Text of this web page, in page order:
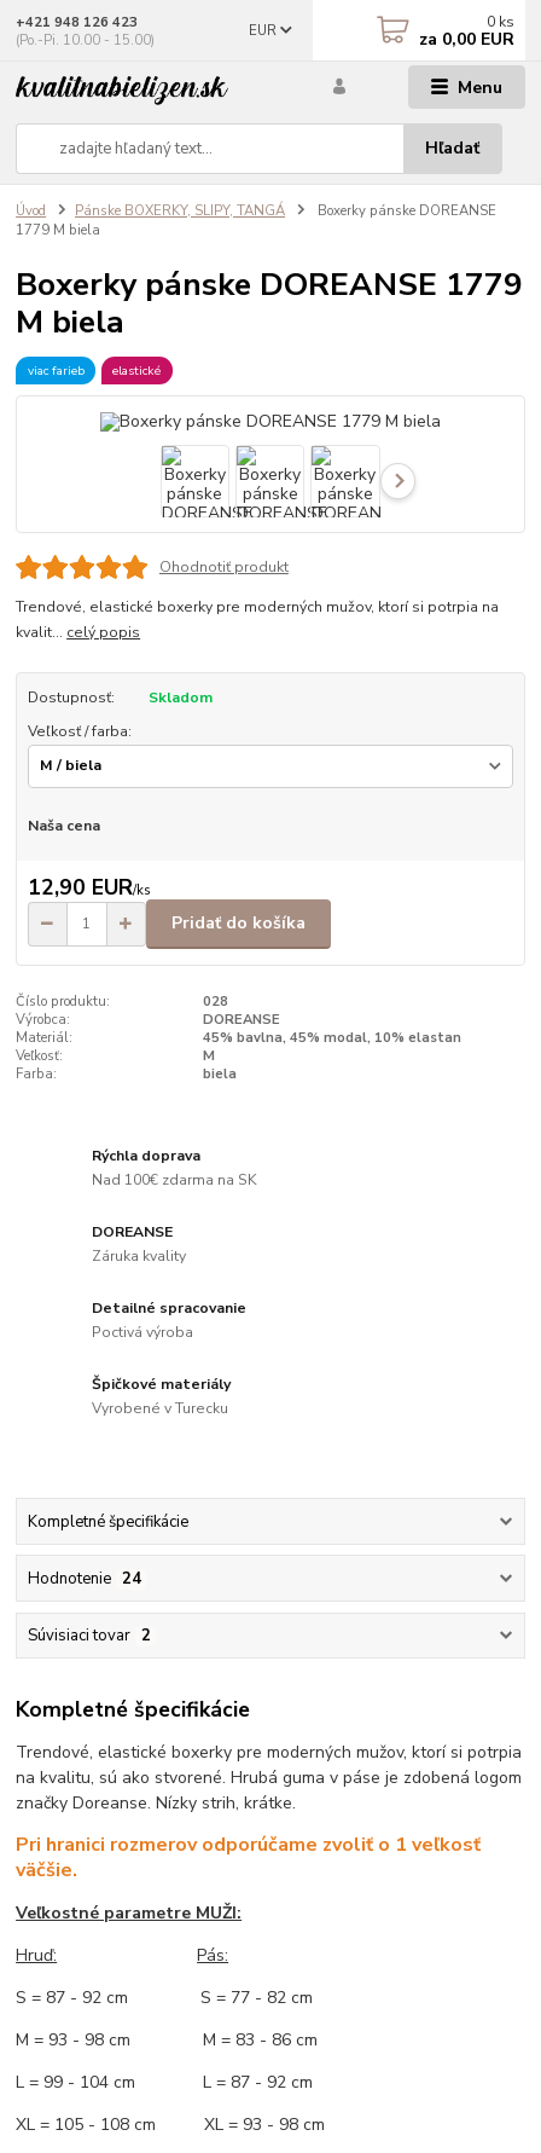
Menu
EUR
Hľadať
+421 948 126 423
(Po.-Pi. 10.00 - 15.00)
0 ks
za 0,00 EUR
Úvod Pánske BOXERKY, SLIPY, TANGÁ
Boxerky pánske DOREANSE
1779 M biela
Boxerky pánske DOREANSE 1779
M biela
viac farieb elastické
Ohodnotiť produkt
Trendové, elastické boxerky pre moderných mužov, ktorí si potrpia na
kvalit... celý popis
Dostupnosť:
Skladom
Veľkosť / farba:
Naša cena
12,90 EUR/ks
Pridať do košíka
Číslo produktu:
028
Výrobca:
DOREANSE
Materiál:
45% bavlna, 45% modal, 10% elastan
Veľkosť:
M
Farba:
biela
Rýchla doprava
Nad 100€ zdarma na SK
DOREANSE
Záruka kvality
Detailné spracovanie
Poctivá výroba
Špičkové materiály
Vyrobené v Turecku
Kompletné špecifikácie
Hodnotenie 24
Súvisiaci tovar 2
Kompletné špecifikácie
Trendové, elastické boxerky pre moderných mužov, ktorí si potrpia
na kvalitu, sú ako stvorené. Hrubá guma v páse je zdobená logom
značky Doreanse. Nízky strih, krátke.
Pri hranici rozmerov odporúčame zvoliť o 1 veľkosť
väčšie.
Veľkostné parametre MUŽI:
Hruď:
Pás:
S = 87 - 92 cm S = 77 - 82 cm
M = 93 - 98 cm M = 83 - 86 cm
L = 99 - 104 cm L = 87 - 92 cm
XL = 105 - 108 cm XL = 93 - 98 cm